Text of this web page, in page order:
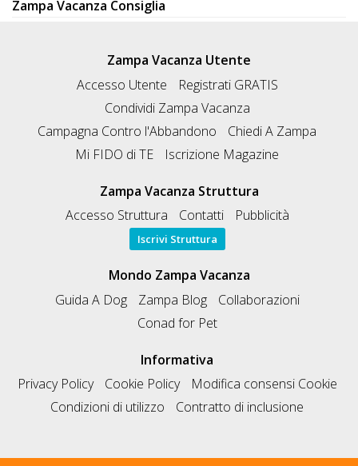
Zampa Vacanza Consiglia
Zampa Vacanza Utente
Accesso Utente
Registrati GRATIS
Condividi Zampa Vacanza
Campagna Contro l'Abbandono
Chiedi A Zampa
Mi FIDO di TE
Iscrizione Magazine
Zampa Vacanza Struttura
Accesso Struttura
Contatti Pubblicità
Iscrivi Struttura
Mondo Zampa Vacanza
Guida A Dog
Zampa Blog
Collaborazioni
Conad for Pet
Informativa
Privacy Policy
Cookie Policy
Modifica consensi Cookie
Condizioni di utilizzo
Contratto di inclusione